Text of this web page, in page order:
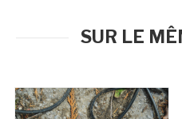
SUR LE